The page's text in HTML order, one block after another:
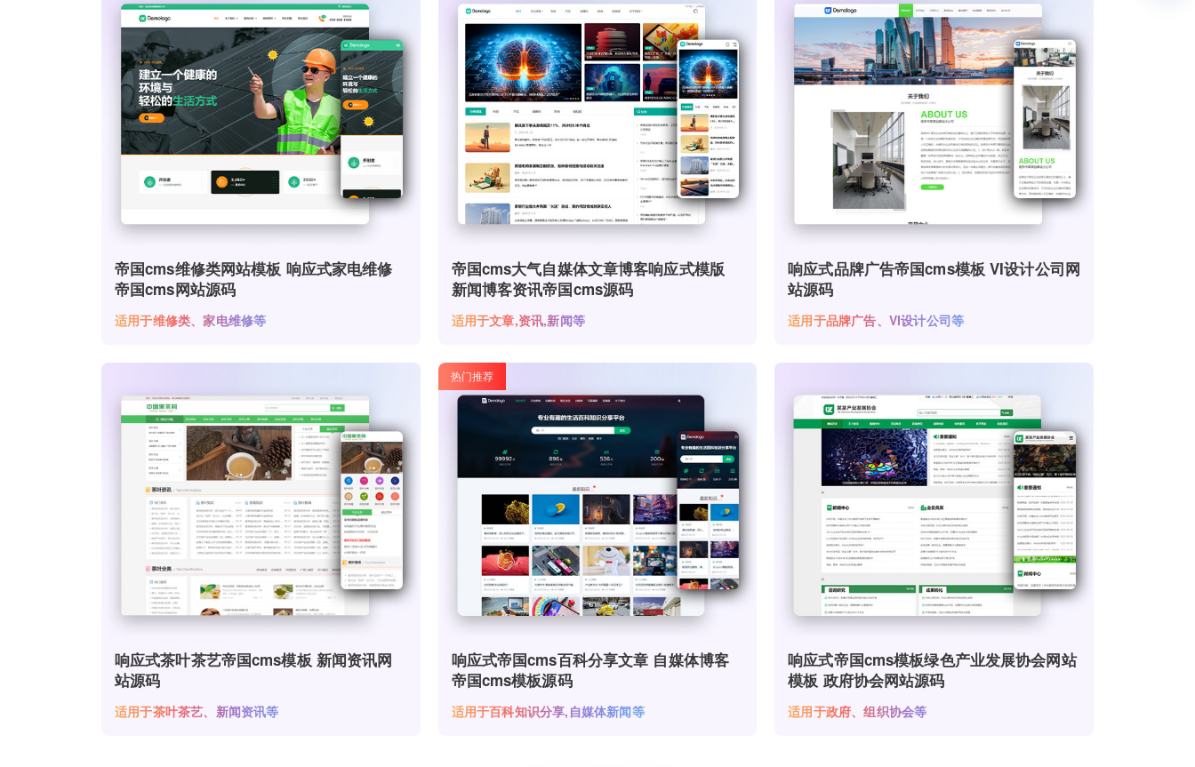
帝国cms维修类网站模板 响应式家电维修
帝国cms网站源码
适用于维修类、家电维修等
帝国cms大气自媒体文章博客响应式模版
新闻博客资讯帝国cms源码
适用于文章,资讯,新闻等
响应式品牌广告帝国cms模板 VI设计公司网
站源码
适用于品牌广告、VI设计公司等
响应式茶叶茶艺帝国cms模板 新闻资讯网
站源码
适用于茶叶茶艺、新闻资讯等
热门推荐
响应式帝国cms百科分享文章 自媒体博客
帝国cms模板源码
适用于百科知识分享,自媒体新闻等
响应式帝国cms模板绿色产业发展协会网站
模板 政府协会网站源码
适用于政府、组织协会等